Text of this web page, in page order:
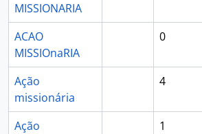
MISSIONARIA
ACAO
MISSIOnaRIA
0
Ação
missionária
4
Ação
1